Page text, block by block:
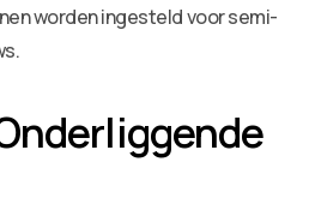
worden ingesteld voor semi-